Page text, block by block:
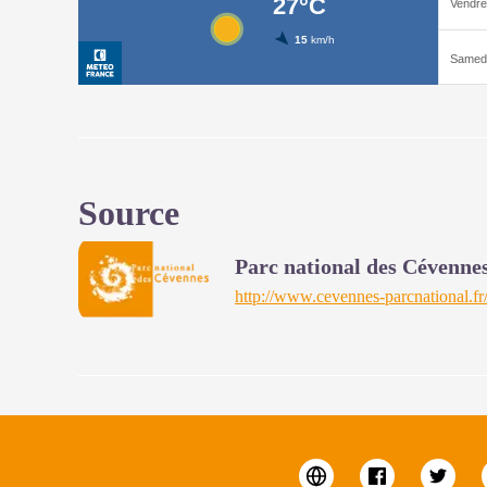
Source
Parc national des
http://www.cevennes-parcnational.fr/